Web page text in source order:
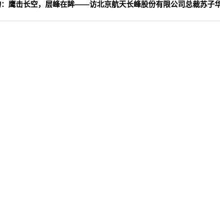
鹰击长空，层峰在眸——访北京航天长峰股份有限公司总裁苏子